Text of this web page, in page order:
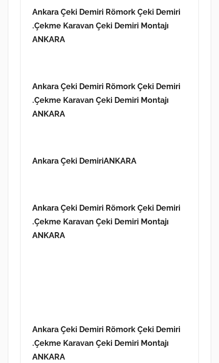
Ankara Çeki Demiri Römork Çeki Demiri
.Çekme Karavan Çeki Demiri Montajı
ANKARA
Ankara Çeki Demiri Römork Çeki Demiri
.Çekme Karavan Çeki Demiri Montajı
ANKARA
Ankara Çeki DemiriANKARA
Ankara Çeki Demiri Römork Çeki Demiri
.Çekme Karavan Çeki Demiri Montajı
ANKARA
Ankara Çeki Demiri Römork Çeki Demiri
.Çekme Karavan Çeki Demiri Montajı
ANKARA